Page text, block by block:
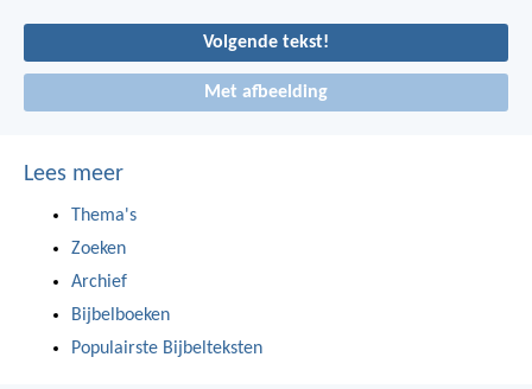
Volgende tekst!
Met afbeelding
Lees meer
Thema's
Zoeken
Archief
Bijbelboeken
Populairste Bijbelteksten